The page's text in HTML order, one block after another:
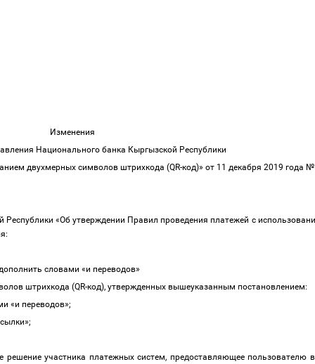
Изменения
Национального банка Кыргызской Республики
двухмерных символов штрихкода (QR-код)» от 11 декабря 2019 года
«Об утверждении Правил проведения платежей с
словами «и переводов»
штрихкода (QR-код), утвержденных вышеуказанным постановлением:
«и переводов»;
решение участника платежных систем, предоставляющее